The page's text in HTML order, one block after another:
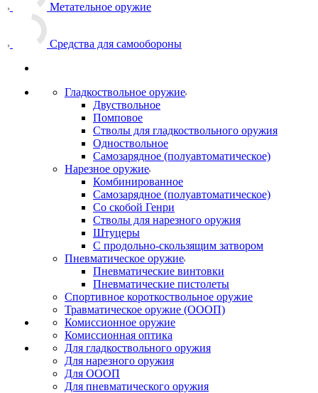
Метательное оружие
Средства для самообороны
Гладкоствольное оружие
Двуствольное
Помповое
Стволы для гладкоствольного оружия
Одноствольное
Самозарядное (полуавтоматическое)
Нарезное оружие
Комбинированное
Самозарядное (полуавтоматическое)
Со скобой Генри
Стволы для нарезного оружия
Штуцеры
С продольно-скользящим затвором
Пневматическое оружие
Пневматические винтовки
Пневматические пистолеты
Спортивное короткоствольное оружие
Травматическое оружие (ОООП)
Комиссионное оружие
Комиссионная оптика
Для гладкоствольного оружия
Для нарезного оружия
Для ОООП
Для пневматического оружия